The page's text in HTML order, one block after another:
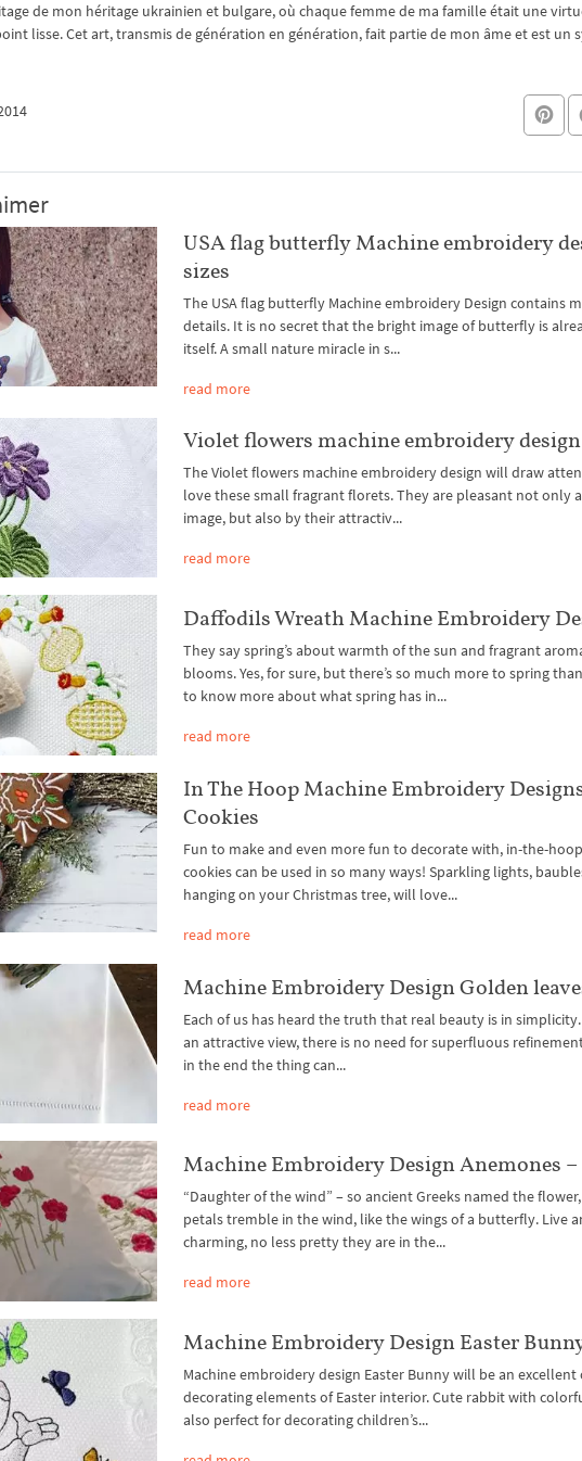
de mon héritage ukrainien et bulgare, où chaque femme de ma famille était une
lisse. Cet art, transmis de génération en génération, fait partie de mon âme et est un
USA flag butterfly Machine embroidery
sizes
The USA flag butterfly Machine embroidery Design contains
details. It is no secret that the bright image of butterfly is
itself. A small nature miracle in s...
read more
Violet flowers machine embroidery design
The Violet flowers machine embroidery design will draw
love these small fragrant florets. They are pleasant not only
image, but also by their attractiv...
read more
Daffodils Wreath Machine Embroidery
They say spring’s about warmth of the sun and fragrant
blooms. Yes, for sure, but there’s so much more to spring
to know more about what spring has in...
read more
In The Hoop Machine Embroidery
Cookies
Fun to make and even more fun to decorate with, in-the-
cookies can be used in so many ways! Sparkling lights,
hanging on your Christmas tree, will love...
read more
Machine Embroidery Design Golden
Each of us has heard the truth that real beauty is in
an attractive view, there is no need for superfluous
in the end the thing can...
read more
Machine Embroidery Design Anemones –
“Daughter of the wind” – so ancient Greeks named the
petals tremble in the wind, like the wings of a butterfly. Live
charming, no less pretty they are in the...
read more
Machine Embroidery Design Easter
Machine embroidery design Easter Bunny will be an
decorating elements of Easter interior. Cute rabbit with
also perfect for decorating children’s...